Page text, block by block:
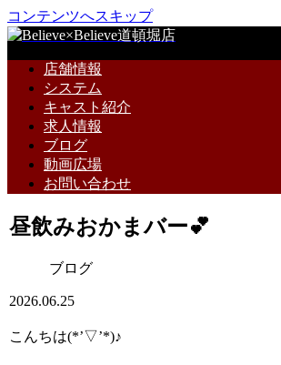
コンテンツへスキップ
店舗情報
システム
キャスト紹介
求人情報
ブログ
動画広場
お問い合わせ
昼飲みおかまバー💕
ブログ
2026.06.25
こんちは(*’▽’*)♪